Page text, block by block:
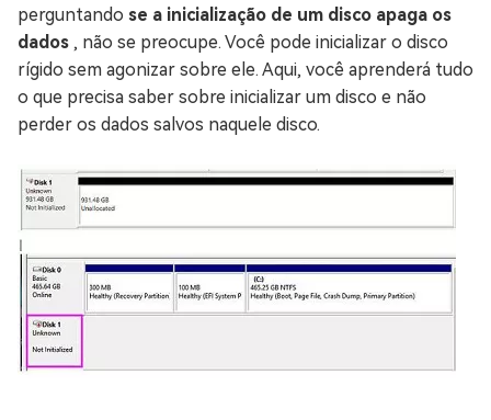
perguntando se a inicialização de um disco apaga os
dados , não se preocupe. Você pode inicializar o disco
rígido sem agonizar sobre ele. Aqui, você aprenderá tudo
o que precisa saber sobre inicializar um disco e não
perder os dados salvos naquele disco.